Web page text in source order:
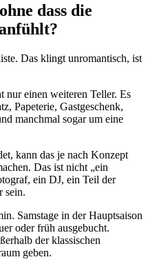
dass die
Das klingt unromantisch, ist
nur einen weiteren Teller. Es
Papeterie, Gastgeschenk,
manchmal sogar um eine
kann das je nach Konzept
Das ist nicht „ein
ein DJ, ein Teil der
sein.
Samstage in der Hauptsaison
oder früh ausgebucht.
der klassischen
geben.